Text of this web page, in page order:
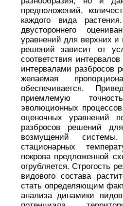
предположений,
каждого вида
двустороннего
уравнений для верхних и
решений зависит от
соответствия
интервалами разбросов
желаемая
обеспечивается.
приемлемую
эволюционных
оценочных уравнений
разбросов решений
возмущений
стационарных
покрова предложенной
огрубляется. Строгость
видового состава
стать определяющим
анализа динамики